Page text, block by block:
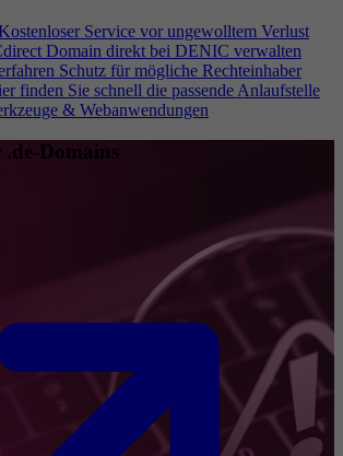
Service vor ungewolltem Verlust
Domain direkt bei DENIC verwalten
Schutz für mögliche Rechteinhaber
finden Sie schnell die passende Anlaufstelle
& Webanwendungen
Domains